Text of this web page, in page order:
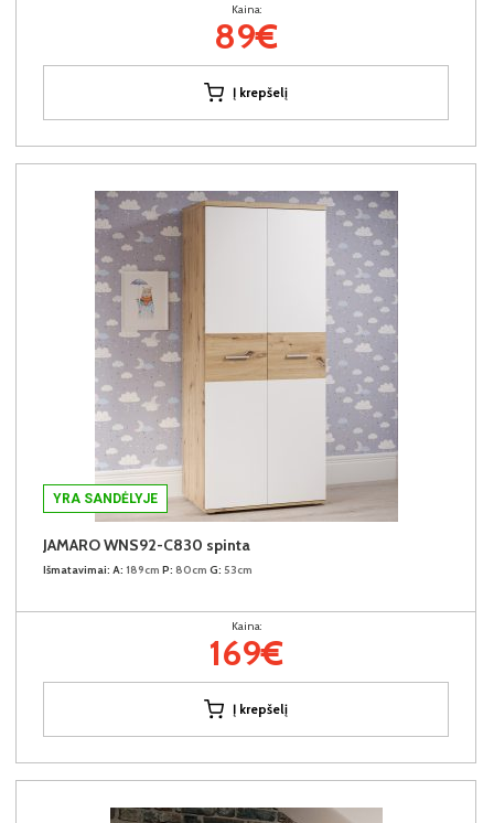
Kaina:
89€
Į krepšelį
YRA SANDĖLYJE
JAMARO WNS92-C830 spinta
Išmatavimai: A: 189cm P: 80cm G: 53cm
Kaina:
169€
Į krepšelį